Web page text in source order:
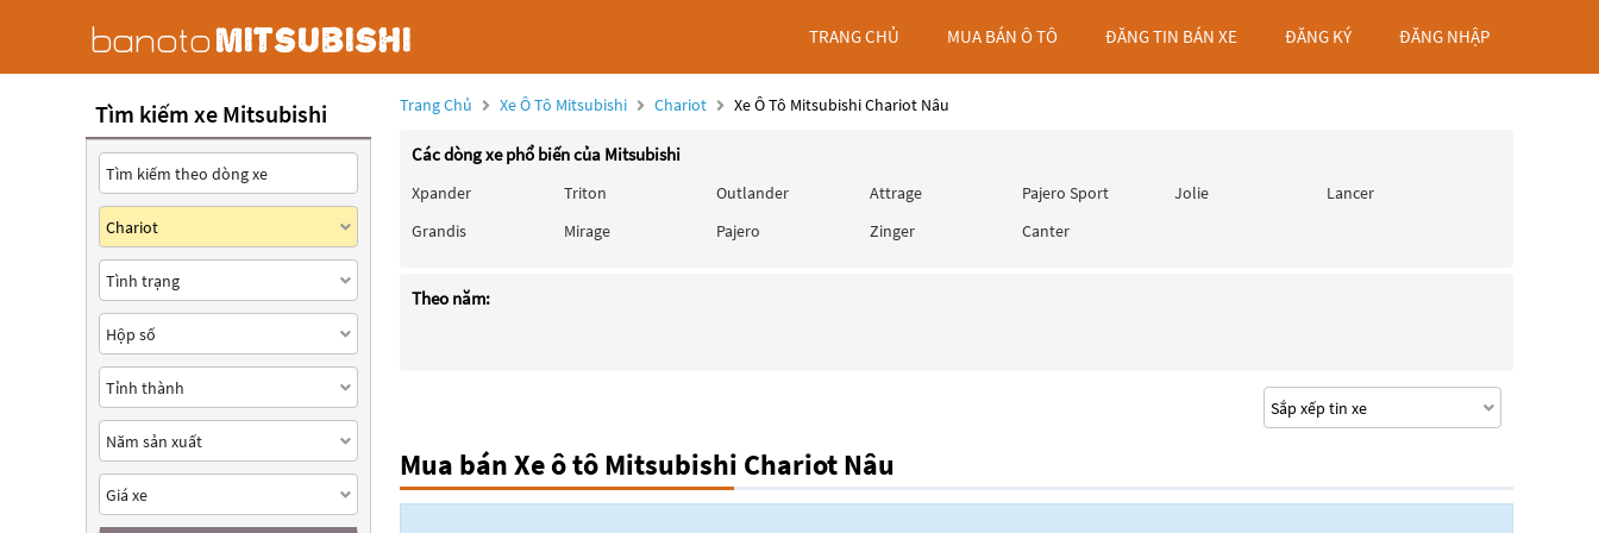
TRANG CHỦ MUA BÁN Ô TÔ ĐĂNG TIN BÁN XE ĐĂNG KÝ ĐĂNG NHẬP
Trang Chủ Xe Ô Tô Mitsubishi Chariot Xe Ô Tô Mitsubishi Chariot Nâu
Các dòng xe phổ biến của Mitsubishi
Xpander Triton Outlander Attrage Pajero Sport Jolie
Lancer
Grandis
Mirage Pajero Zinger Canter
Theo năm:
Mua bán Xe ô tô Mitsubishi Chariot Nâu
Tìm kiếm xe Mitsubishi